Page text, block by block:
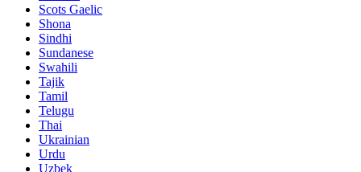
Scots Gaelic
Shona
Sindhi
Sundanese
Swahili
Tajik
Tamil
Telugu
Thai
Ukrainian
Urdu
Uzbek